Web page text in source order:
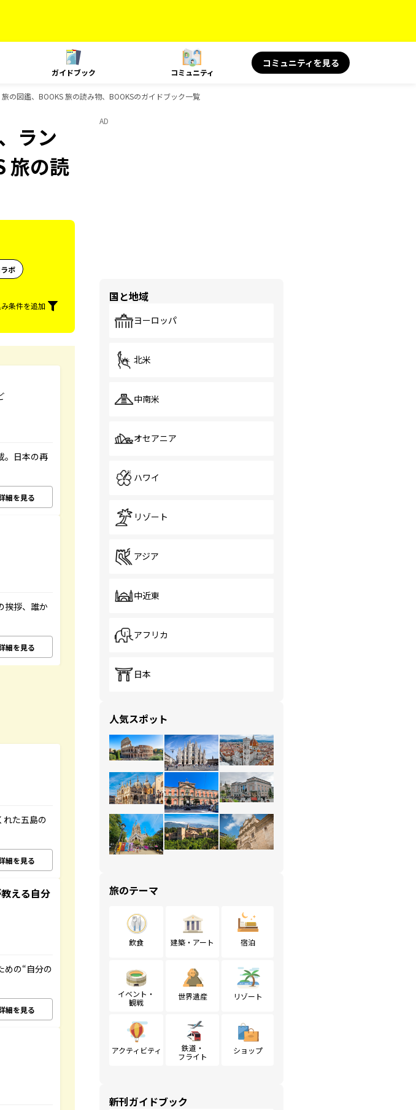
ガイドブック コミュニティ
コミュニティを見る
の図鑑、BOOKS 旅の読み物、BOOKSのガイドブック一覧
ラン
旅の読
ボ
条件を追加
。日本の再
細を見る
挨拶、誰か
細を見る
れた五島の
細を見る
える自分
めの“自分の
細を見る
AD
国と地域
ヨーロッパ
北米
中南米
オセアニア
ハワイ
リゾート
アジア
中近東
アフリカ
日本
人気スポット
旅のテーマ
飲食 建築・アート 宿泊
イベント・
観戦
世界遺産 リゾート
アクティビティ
鉄道・
フライト
ショップ
新刊ガイドブック